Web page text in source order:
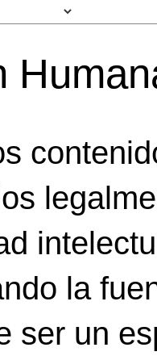
la
ser un